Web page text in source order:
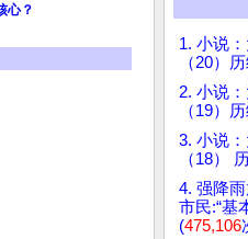
心？
1. 小说
（20）
2. 小说
（19）
3. 小说
（18）
4. 强降
市民:“基
(475,106